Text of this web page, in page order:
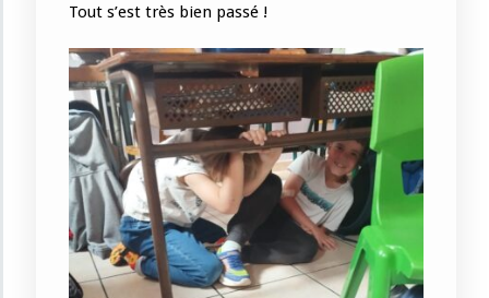
Tout s’est très bien passé !